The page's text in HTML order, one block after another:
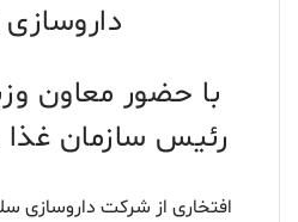
داروسازی
با حضور معاون
رئیس سازمان
افتخاری از شرکت داروسازی